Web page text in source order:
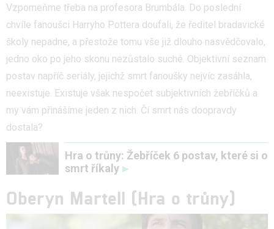
Vzpomeňme třeba na profesora Brumbála. Do poslední
chvíle fanoušci Harryho Pottera doufali, že ředitel bradavické
školy nepadne, a přestože tomu vše již dlouho nasvědčovalo,
jedno oko po jeho skonu nezůstalo suché. Objektivní seznam
postav napříč seriály, jejichž smrt fanoušky nejvíc zasáhla,
neexistuje. Existuje však nespočet subjektivních žebříčků a
my vám přinášíme jeden z nich. Čí smrt nás doopravdy
dostala?
Hra o trůny: Žebříček 6 postav, které si o
smrt říkaly
Oberyn Martell (Hra o trůny)